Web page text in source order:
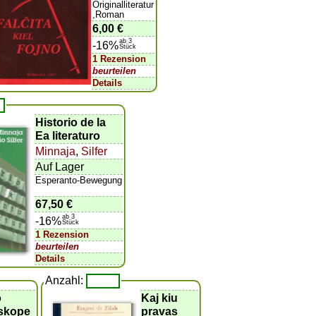
Originalliteratur
,Roman
6,00 €
-16%ab 3
Stück
1 Rezension
beurteilen
Details
Historio de la
Ea literaturo
Minnaja, Silfer
Auf Lager
Esperanto-Bewegung
67,50 €
-16%ab 3
Stück
1 Rezension
beurteilen
Details
Anzahl:
Kaj kiu
pravas